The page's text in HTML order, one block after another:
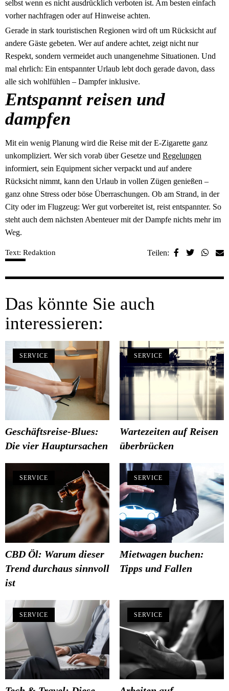
selbst wenn es nicht ausdrücklich verboten ist. Am besten einfach
vorher nachfragen oder auf Hinweise achten.
Gerade in stark touristischen Regionen wird oft um Rücksicht auf
andere Gäste gebeten. Wer auf andere achtet, zeigt nicht nur
Respekt, sondern vermeidet auch unangenehme Situationen. Und
mal ehrlich: Ein entspannter Urlaub lebt doch gerade davon, dass
alle sich wohlfühlen – Dampfer inklusive.
Entspannt reisen und
dampfen
Mit ein wenig Planung wird die Reise mit der E-Zigarette ganz
unkompliziert. Wer sich vorab über Gesetze und Regelungen
informiert, sein Equipment sicher verpackt und auf andere
Rücksicht nimmt, kann den Urlaub in vollen Zügen genießen –
ganz ohne Stress oder böse Überraschungen. Ob am Strand, in der
City oder im Flugzeug: Wer gut vorbereitet ist, reist entspannter. So
steht auch dem nächsten Abenteuer mit der Dampfe nichts mehr im
Weg.
Text: Redaktion Teilen:
Das könnte Sie auch
interessieren:
SERVICE
Geschäftsreise-Blues:
Die vier Hauptursachen
SERVICE
Wartezeiten auf Reisen
überbrücken
SERVICE
CBD Öl: Warum dieser
Trend durchaus sinnvoll
ist
SERVICE
Mietwagen buchen:
Tipps und Fallen
SERVICE SERVICE